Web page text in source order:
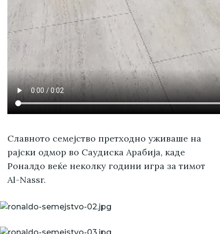
Славното семејство претходно уживаше на
рајски одмор во Саудиска Арабија, каде
Роналдо веќе неколку години игра за тимот
Al-Nassr.